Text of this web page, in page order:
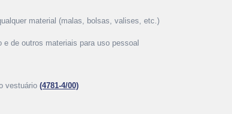
material (malas, bolsas, valises, etc.)
de outros materiais para uso pessoal
vestuário (4781-4/00)